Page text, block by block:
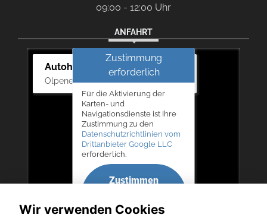
09:00 - 12:00 Uhr
ANFAHRT
Autohaus Bernd Lurz KG
Olpener Str. 31, 51766 Engelskirchen
Zustimmung
erforderlich
Für die Aktivierung der
Karten- und
Navigationsdienste ist Ihre
Zustimmung zu den
Datenschutzrichtlinien vom
Drittanbieter Google LLC
erforderlich.
Zustimmen
aktivieren
Wir verwenden Cookies